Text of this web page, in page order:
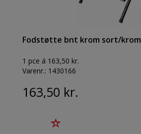
Fodstøtte bnt krom sort/krom
1 pce á 163,50 kr.
Varenr.: 1430166
163,50 kr.